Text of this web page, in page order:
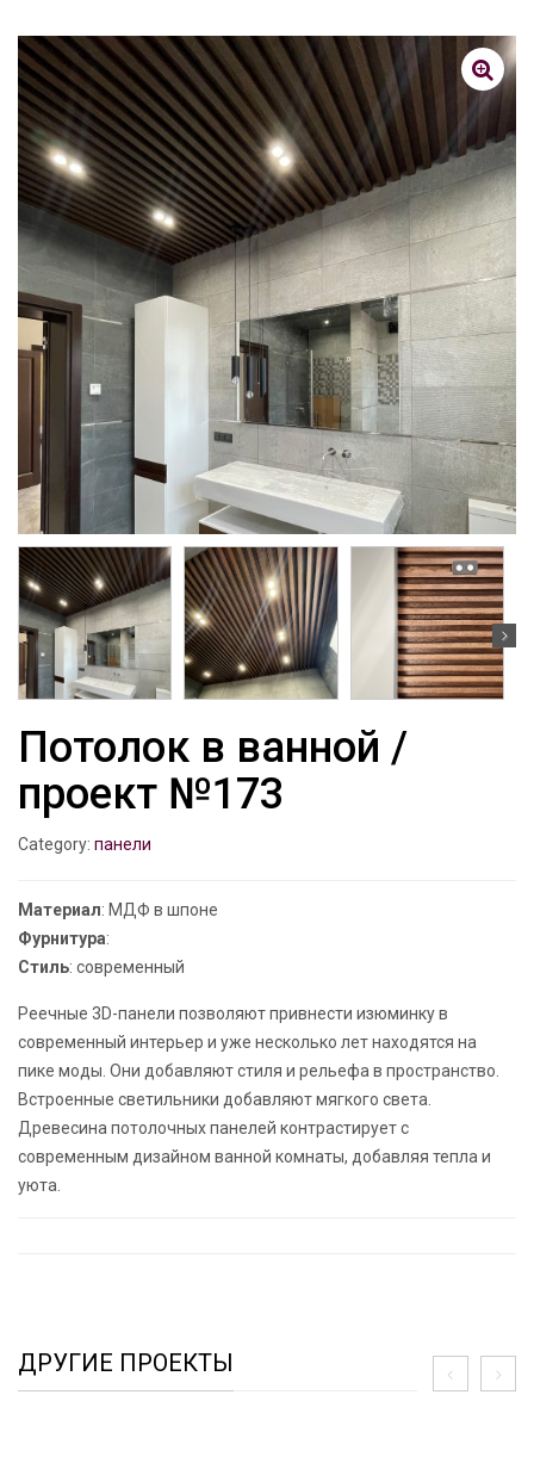
Потолок в ванной /
проект №173
Category: панели
Материал: МДФ в шпоне
Фурнитура:
Стиль: современный
Реечные 3D-панели позволяют привнести изюминку в
современный интерьер и уже несколько лет находятся на
пике моды. Они добавляют стиля и рельефа в пространство.
Встроенные светильники добавляют мягкого света.
Древесина потолочных панелей контрастирует с
современным дизайном ванной комнаты, добавляя тепла и
уюта.
ДРУГИЕ ПРОЕКТЫ